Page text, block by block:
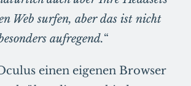
Web surfen, aber das ist nicht
aufregend.“
einen eigenen Browser